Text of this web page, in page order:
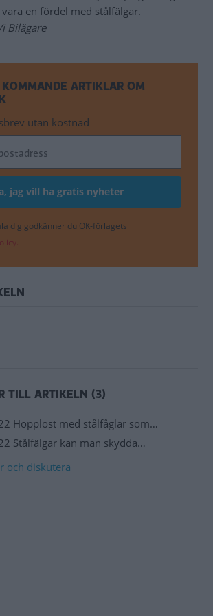
en fördel med stålfälgar.
Bilägare
ARTIKLAR OM
utan kostnad
dig godkänner du OK-förlagets
TILL ARTIKELN (3)
Hopplöst med stålfåglar som…
Stålfälgar kan man skydda…
och diskutera